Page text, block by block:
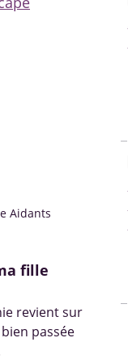
Aidants
fille
revient sur
passée